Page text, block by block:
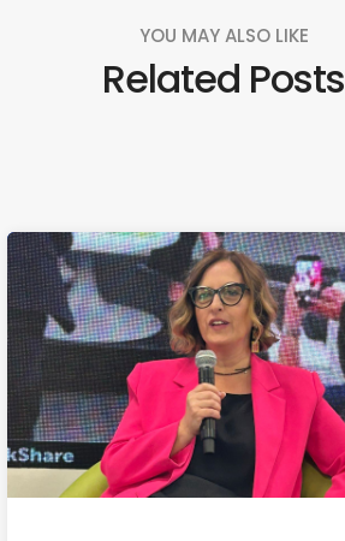
YOU MAY ALSO LIKE
Related Posts